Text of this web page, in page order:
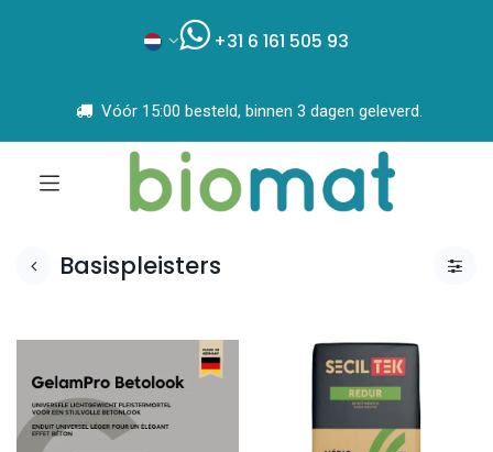
+31 6 161 505 93
Vóór 15:00 besteld, binnen 3 dagen geleverd.
Basispleisters